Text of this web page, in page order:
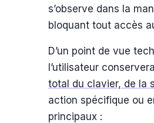
s’observe dans la
bloquant tout accès
D’un point de vue
l’utilisateur
total du clavier, de la
action spécifique ou
principaux :